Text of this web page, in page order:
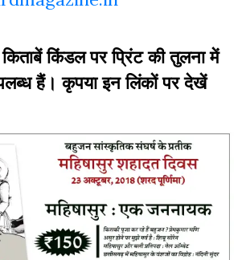
किंडल पर प्रिंट की तुलना में
हैं। कृपया इन लिंकों पर देखें